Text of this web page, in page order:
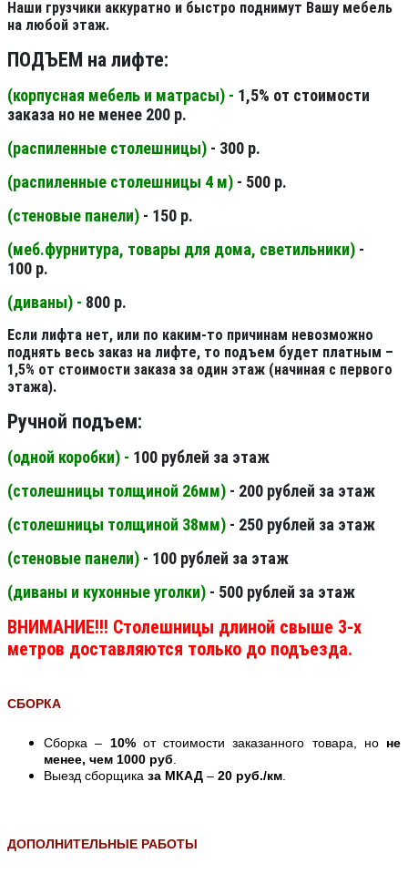
Наши грузчики аккуратно и быстро поднимут Вашу мебель
на любой этаж.
ПОДЪЕМ на лифте:
(корпусная мебель и матрасы) - 1,5% от стоимости
заказа но не менее 200 р.
(распиленные столешницы) - 300 р.
(распиленные столешницы 4 м) - 500 р.
(стеновые панели) - 150 р.
(меб.фурнитура, товары для дома, светильники) -
100 р.
(диваны) - 800 р.
Если лифта нет, или по каким-то причинам невозможно
поднять весь заказ на лифте, то подъем будет платным –
1,5% от стоимости заказа за один этаж (начиная с первого
этажа).
Ручной подъем:
(одной коробки) - 100 рублей за этаж
(столешницы толщиной 26мм) - 200 рублей за этаж
(столешницы толщиной 38мм) - 250 рублей за этаж
(стеновые панели) - 100 рублей за этаж
(диваны и кухонные уголки) - 500 рублей за этаж
ВНИМАНИЕ!!! Столешницы длиной свыше 3-х
метров доставляются только до подъезда.
СБОРКА
Сборка – 10%от стоимости заказанного товара, но не
менее, чем 1000 руб
Выезд сборщика за МКАД – 20 руб./км
ДОПОЛНИТЕЛЬНЫЕ РАБОТЫ